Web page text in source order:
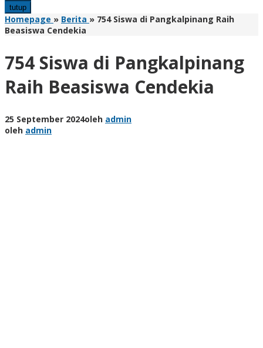
tutup
Homepage » Berita » 754 Siswa di Pangkalpinang Raih
Beasiswa Cendekia
754 Siswa di Pangkalpinang
Raih Beasiswa Cendekia
25 September 2024oleh admin
oleh admin